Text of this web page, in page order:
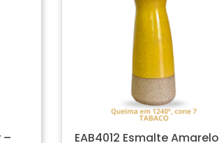
–
EAB4012 Esmalte Amarelo